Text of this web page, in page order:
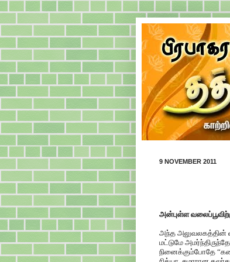
9 NOVEMBER 2011
அன்புள்ள
அந்த அலுவலகத்தின்
மட்டுமே
நினைக்கும்போதே